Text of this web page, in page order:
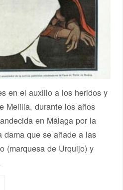
en el auxilio a los heridos y
Melilla, durante los años
en Málaga por la
dama que se añade a las
(marquesa de Urquijo) y